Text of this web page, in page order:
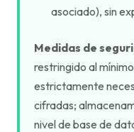
asociado), sin
Medidas de
restringido al
estrictamente
cifradas;
nivel de base de